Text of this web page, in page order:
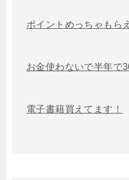
ポイントめっちゃもら
お金使わないで半年で
電子書籍買えてます！